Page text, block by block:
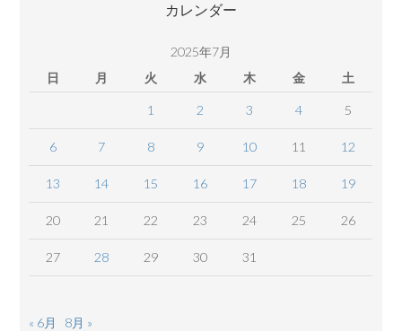
カレンダー
2025年7月
日
月 火 水 木 金 土
1 2 3 4 5
6 7 8 9 10 11 12
13 14 15 16 17 18 19
20 21 22 23 24 25 26
27 28 29 30 31
« 6月 8月 »